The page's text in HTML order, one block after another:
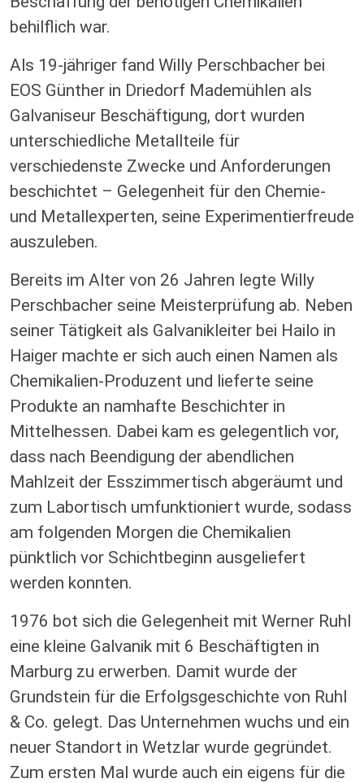
behilflich war.
Als 19-jähriger fand Willy Perschbacher bei
EOS Günther in Driedorf Mademühlen als
Galvaniseur Beschäftigung, dort wurden
unterschiedliche Metallteile für
verschiedenste Zwecke und Anforderungen
beschichtet – Gelegenheit für den Chemie-
und Metallexperten, seine Experimentierfreude
auszuleben.
Bereits im Alter von 26 Jahren legte Willy
Perschbacher seine Meisterprüfung ab. Neben
seiner Tätigkeit als Galvanikleiter bei Hailo in
Haiger machte er sich auch einen Namen als
Chemikalien-Produzent und lieferte seine
Produkte an namhafte Beschichter in
Mittelhessen. Dabei kam es gelegentlich vor,
dass nach Beendigung der abendlichen
Mahlzeit der Esszimmertisch abgeräumt und
zum Labortisch umfunktioniert wurde, sodass
am folgenden Morgen die Chemikalien
pünktlich vor Schichtbeginn ausgeliefert
werden konnten.
1976 bot sich die Gelegenheit mit Werner Ruhl
eine kleine Galvanik mit 6 Beschäftigten in
Marburg zu erwerben. Damit wurde der
Grundstein für die Erfolgsgeschichte von Ruhl
& Co. gelegt. Das Unternehmen wuchs und ein
neuer Standort in Wetzlar wurde gegründet.
Zum ersten Mal wurde auch ein eigens für die